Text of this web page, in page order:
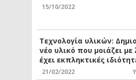
15/10/2022
Τεχνολογία υλικών:
νέο υλικό που μοιάζει με
έχει εκπληκτικές
21/02/2022